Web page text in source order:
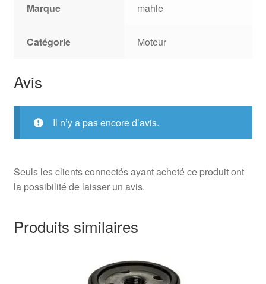
Marque mahle
Catégorie Moteur
Avis
Il n’y a pas encore d’avis.
Seuls les clients connectés ayant acheté ce produit ont
la possibilité de laisser un avis.
Produits similaires